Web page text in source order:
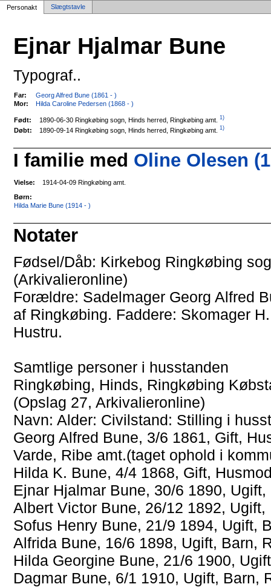
Personakt Slægtstavle
Ejnar Hjalmar Bune
Typograf..
Far:
Georg Alfred Bune (1861 - )
Mor:
Hilda Caroline Pedersen (1868 - )
Født: 1890-06-30 Ringkøbing sogn, Hinds herred, Ringkøbing amt. 1)
Døbt: 1890-09-14 Ringkøbing sogn, Hinds herred, Ringkøbing amt. 1)
I familie med Oline Olesen
Vielse: 1914-04-09 Ringkøbing amt.
Børn:
Hilda Marie Bune (1914 - )
Notater
Fødsel/Dåb: Kirkebog Ringkøbing
(Arkivalieronline)
Forældre: Sadelmager Georg Alfred
af Ringkøbing. Faddere: Skomager
Hustru.
Samtlige personer i husstanden
Ringkøbing, Hinds, Ringkøbing
(Opslag 27, Arkivalieronline)
Navn: Alder: Civilstand: Stilling i
Georg Alfred Bune, 3/6 1861, Gift,
Varde, Ribe amt.(taget ophold i
Hilda K. Bune, 4/4 1868, Gift,
Ejnar Hjalmar Bune, 30/6 1890,
Albert Victor Bune, 26/12 1892,
Sofus Henry Bune, 21/9 1894, Ugift,
Alfrida Bune, 16/6 1898, Ugift, Barn,
Hilda Georgine Bune, 21/6 1900,
Dagmar Bune, 6/1 1910, Ugift, Barn,